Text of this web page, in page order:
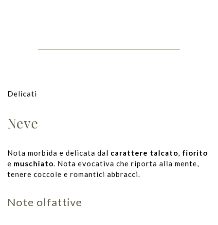
Delicati
Neve
Nota morbida e delicata dal carattere talcato fiorito
e muschiato . Nota evocativa che riporta alla mente,
tenere coccole e romantici abbracci.
Note olfattive